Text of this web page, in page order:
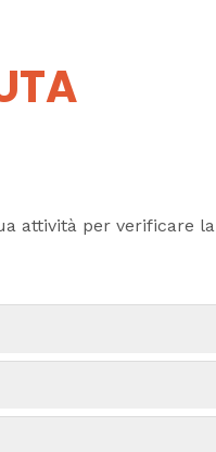
attività per verificare la